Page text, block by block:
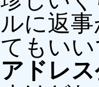
ルに返
てもい
アドレ